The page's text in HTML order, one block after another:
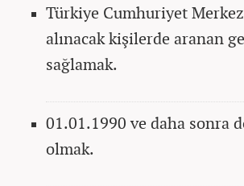
Türkiye Cumhuriyet Merkez
alınacak kişilerde aranan
sağlamak.
01.01.1990 ve daha sonra
olmak.